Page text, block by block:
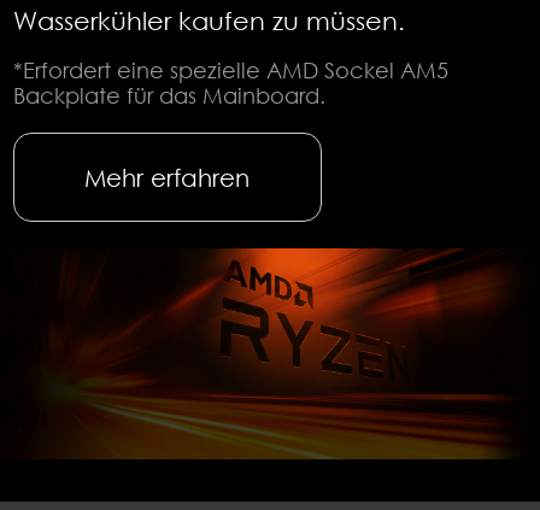
Wasserkühler kaufen zu müssen.
*Erfordert eine spezielle AMD Sockel AM5
Backplate für das Mainboard.
Mehr erfahren